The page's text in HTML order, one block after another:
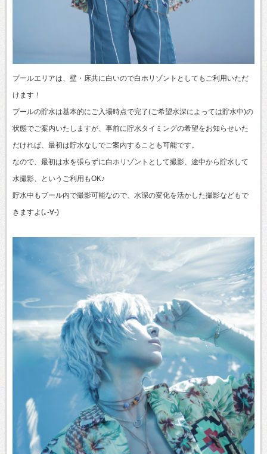
プールエリアは、壁・床共に白いので白ホリゾントとしてもご利用いただ
けます！
プールの貯水は基本的にご入場時点で完了(ご希望水深によっては貯水中)の
状態でご案内いたしますが、事前に貯水タイミングの希望をお知らせいた
だければ、最初は貯水なしでご案内することも可能です。
なので、最初は水を張らずに白ホリゾントとして撮影、途中から貯水して
水撮影、というご利用もOK♪
貯水中もプール内で撮影可能なので、水深の変化を活かした撮影などもで
きますよ(｡-∀-)